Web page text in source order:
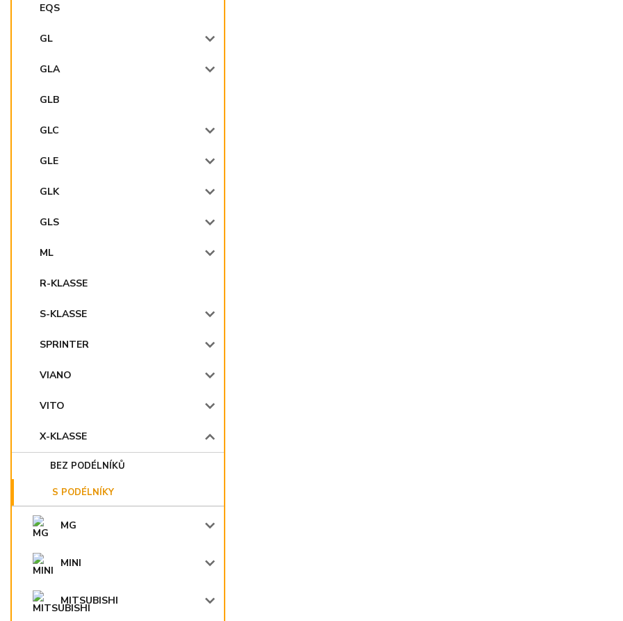
EQS
GL
GLA
GLB
GLC
GLE
GLK
GLS
ML
R-KLASSE
S-KLASSE
SPRINTER
VIANO
VITO
X-KLASSE
BEZ PODÉLNÍKŮ
S PODÉLNÍKY
MG
MINI
MITSUBISHI